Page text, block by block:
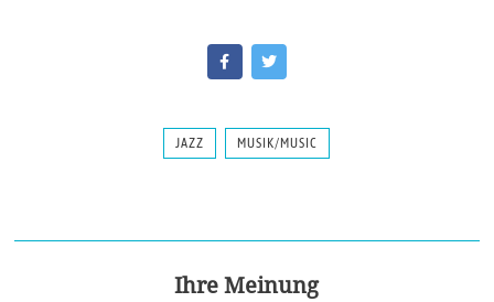
JAZZ MUSIK/MUSIC
Ihre Meinung